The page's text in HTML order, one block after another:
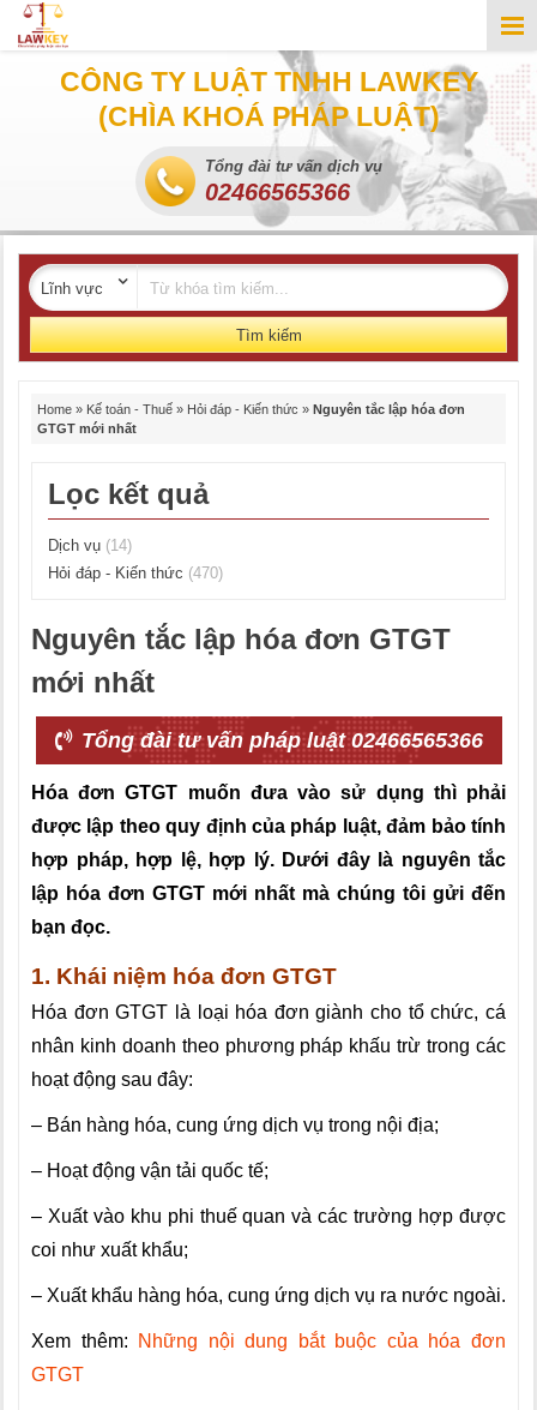
CÔNG TY LUẬT TNHH LAWKEY
(CHÌA KHOÁ PHÁP LUẬT)
Tổng đài tư vấn dịch vụ
02466565366
Tìm kiếm
Home » Kế toán - Thuế » Hỏi đáp - Kiến thức » Nguyên tắc lập hóa đơn
GTGT mới nhất
Lọc kết quả
Dịch vụ (14)
Hỏi đáp - Kiến thức (470)
Nguyên tắc lập hóa đơn GTGT
mới nhất
Tổng đài tư vấn pháp luật 02466565366
Hóa đơn GTGT muốn đưa vào sử dụng thì phải
được lập theo quy định của pháp luật, đảm bảo tính
hợp pháp, hợp lệ, hợp lý. Dưới đây là nguyên tắc
lập hóa đơn GTGT mới nhất mà chúng tôi gửi đến
bạn đọc.
1. Khái niệm hóa đơn GTGT
Hóa đơn GTGT là loại hóa đơn giành cho tổ chức, cá
nhân kinh doanh theo phương pháp khấu trừ trong các
hoạt động sau đây:
– Bán hàng hóa, cung ứng dịch vụ trong nội địa;
– Hoạt động vận tải quốc tế;
– Xuất vào khu phi thuế quan và các trường hợp được
coi như xuất khẩu;
– Xuất khẩu hàng hóa, cung ứng dịch vụ ra nước ngoài.
Xem thêm:
Những nội dung bắt buộc của hóa đơn
GTGT